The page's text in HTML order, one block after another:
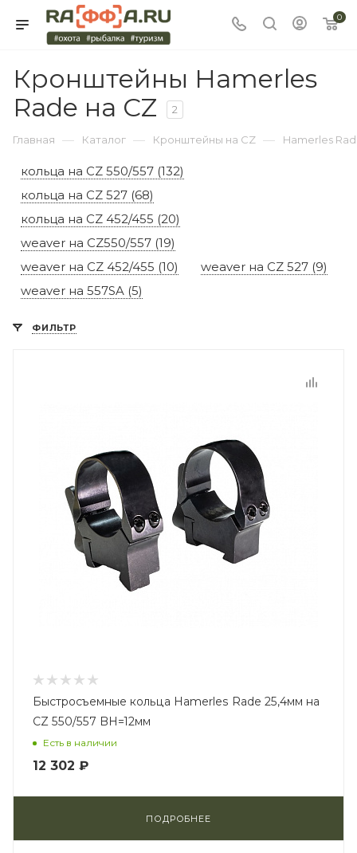
0
Кронштейны Hamerles
Rade на CZ
2
Главная — Каталог — Кронштейны на CZ — Hamerles
кольца на CZ 550/557 (132)
кольца на CZ 527 (68)
кольца на CZ 452/455 (20)
weaver на CZ550/557 (19)
weaver на CZ 452/455 (10)
weaver на CZ 527 (9)
weaver на 557SA (5)
ФИЛЬТР
Быстросъемные кольца Hamerles Rade 25,4мм на
CZ 550/557 BH=12мм
Есть в наличии
12 302 ₽
ПОДРОБНЕЕ